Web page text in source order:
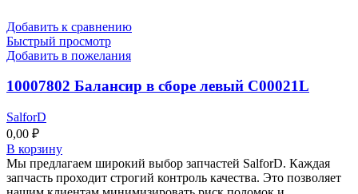
Добавить к сравнению
Быстрый просмотр
Добавить в пожелания
10007802 Балансир в сборе левый C00021L
SalforD
0,00 ₽
В корзину
Мы предлагаем широкий выбор запчастей SalforD. Каждая
запчасть проходит строгий контроль качества. Это позволяет